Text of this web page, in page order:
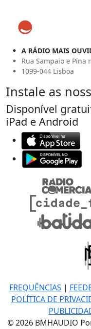
A RÁDIO MAIS
Rua Sampaio e Pina
1099-044 Lisboa
Instale as
Disponível
iPad e Android
FREQUÊNCIAS |
POLÍTICA DE
© 2026 BMHAUDIO